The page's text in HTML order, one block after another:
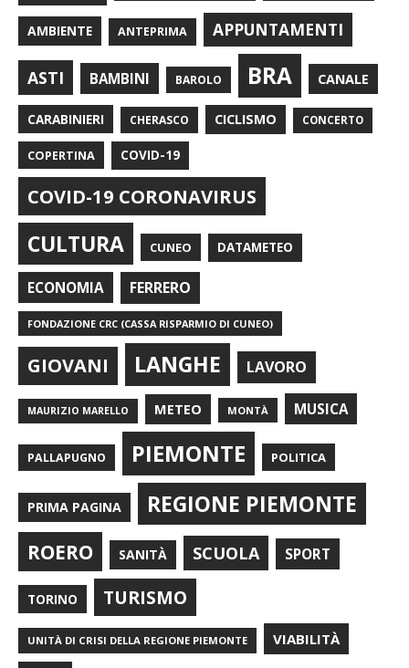
AMBIENTE ANTEPRIMA APPUNTAMENTI
ASTI BAMBINI BAROLO BRA CANALE
CARABINIERI CHERASCO CICLISMO CONCERTO
COPERTINA COVID-19
COVID-19 CORONAVIRUS
CULTURA CUNEO DATAMETEO
ECONOMIA FERRERO
FONDAZIONE CRC (CASSA RISPARMIO DI CUNEO)
GIOVANI LANGHE LAVORO
MAURIZIO MARELLO METEO MONTÀ MUSICA
PALLAPUGNO PIEMONTE POLITICA
PRIMA PAGINA REGIONE PIEMONTE
ROERO SANITÀ SCUOLA SPORT
TORINO TURISMO
UNITÀ DI CRISI DELLA REGIONE PIEMONTE VIABILITÀ